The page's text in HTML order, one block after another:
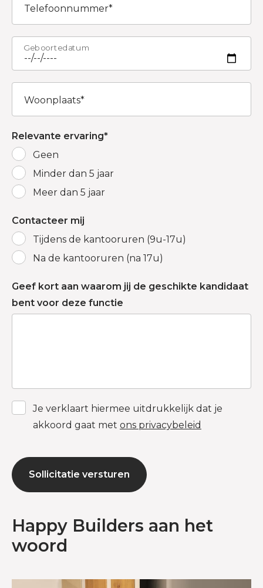
Telefoonnummer
Geboortedatum
Woonplaats
Relevante ervaring
Geen
Minder dan 5 jaar
Meer dan 5 jaar
Contacteer mij
Tijdens de kantooruren (9u-17u)
Na de kantooruren (na 17u)
Geef kort aan waarom jij de geschikte kandidaat
bent voor deze functie
Je verklaart hiermee uitdrukkelijk dat je
akkoord gaat met ons privacybeleid
Sollicitatie versturen
Happy Builders aan het
woord